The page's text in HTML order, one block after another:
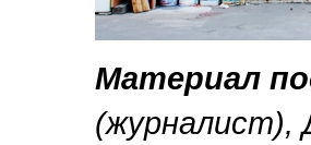
Материал
(журналист),